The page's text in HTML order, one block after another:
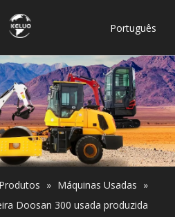
Português
Bahasa
indonesia
Türk dili
ไทย
Italiano
Deutsch
Español
Pусский
Produtos » Máquinas Usadas »
Doosan 300 usada produzida